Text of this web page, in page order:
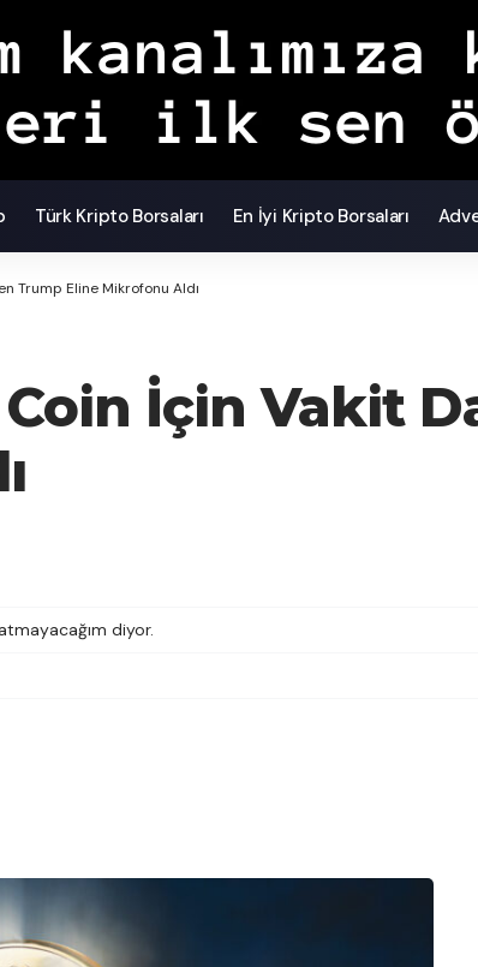
Türk Kripto Borsaları En İyi Kripto Borsaları
Trump Eline Mikrofonu Aldı
Coin İçin Vakit
diyor.